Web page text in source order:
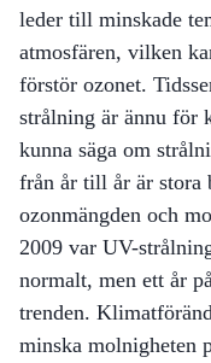
leder till minskade
atmosfären, vilken
förstör ozonet.
strålning är ännu för
kunna säga om
från år till år är stora
ozonmängden och
2009 var UV-
normalt, men ett år
trenden.
minska molnigheten